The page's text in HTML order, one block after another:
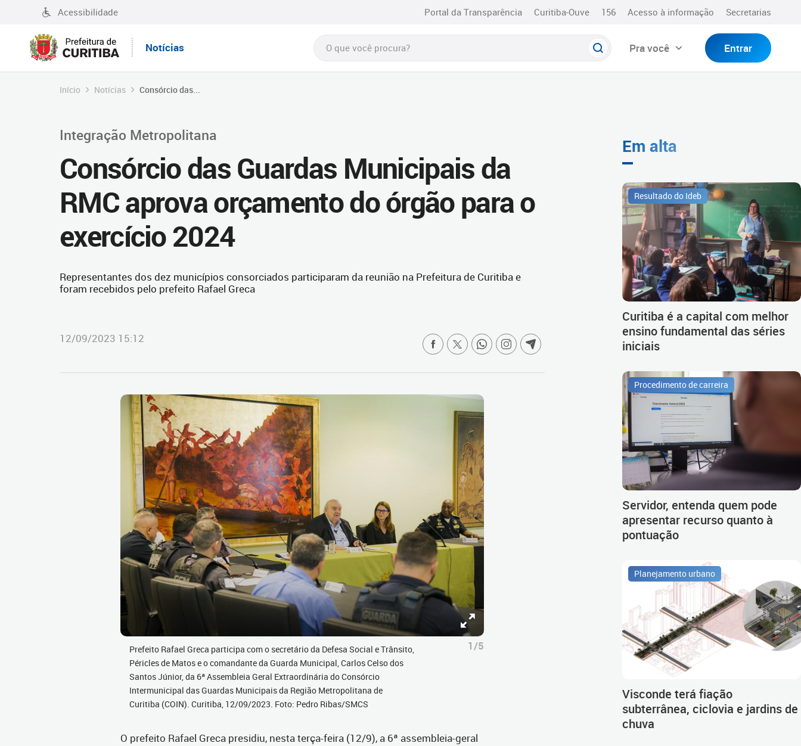
Acessibilidade Portal da Transparência Curitiba-Ouve 156 Acesso à informação Secretarias
Notícias Pra você Entrar
Início Notícias Consórcio das...
Integração Metropolitana
Consórcio das Guardas Municipais da
RMC aprova orçamento do órgão para o
exercício 2024
Representantes dos dez municípios consorciados participaram da reunião na Prefeitura de Curitiba e
foram recebidos pelo prefeito Rafael Greca
12/09/2023 15:12
Prefeito Rafael Greca participa com o secretário da Defesa Social e Trânsito,
Péricles de Matos e o comandante da Guarda Municipal, Carlos Celso dos
Santos Júnior, da 6ª Assembleia Geral Extraordinária do Consórcio
Intermunicipal das Guardas Municipais da Região Metropolitana de
Curitiba (COIN). Curitiba, 12/09/2023. Foto: Pedro Ribas/SMCS
1/5
O prefeito Rafael Greca presidiu, nesta terça-feira (12/9), a 6ª assembleia-geral
Em alta
Resultado do Ideb
Curitiba é a capital com melhor
ensino fundamental das séries
iniciais
Procedimento de carreira
Servidor, entenda quem pode
apresentar recurso quanto à
pontuação
Planejamento urbano
Visconde terá fiação
subterrânea, ciclovia e jardins de
chuva